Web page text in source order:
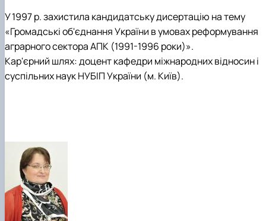
У 1997 р. захистила кандидатську дисертацію на тему
«Громадські об'єднання України в умовах реформування
аграрного сектора АПК (1991-1996 роки)».
Кар'єрний шлях: доцент кафедри міжнародних відносин і
суспільних наук НУБІП України (м. Київ).